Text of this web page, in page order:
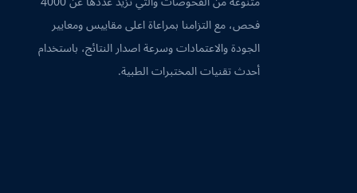
فحص، مع التزامنا بمراعاة اعلى مقاييس ومعايير
الجودة والاعتمادات وسرعة اصدار النتائج، باستخدام
أحدث تقنيات المختبرات الطبية.